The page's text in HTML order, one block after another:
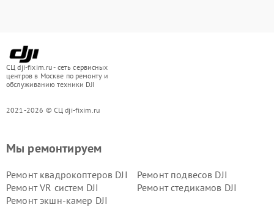
СЦ dji-fixim.ru - сеть сервисных
центров в Москве по ремонту и
обслуживанию техники DJI
2021-2026 © СЦ dji-fixim.ru
Мы ремонтируем
Ремонт квадрокоптеров DJI
Ремонт подвесов DJI
Ремонт VR систем DJI
Ремонт стедикамов DJI
Ремонт экшн-камер DJI